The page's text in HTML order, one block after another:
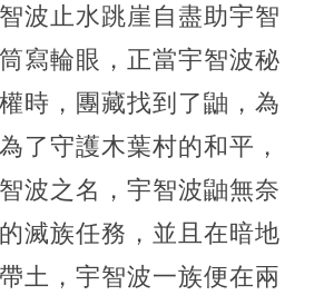
波止水跳崖自盡助宇智
寫輪眼，正當宇智波秘
時，團藏找到了鼬，為
了守護木葉村的和平，
波之名，宇智波鼬無奈
滅族任務，並且在暗地
土，宇智波一族便在兩